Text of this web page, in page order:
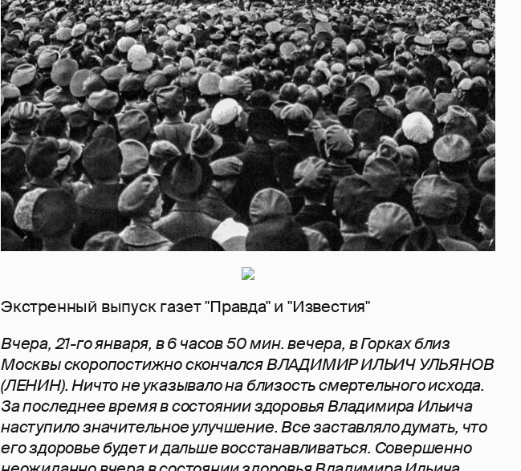
Экстренный выпуск газет "Правда" и "Известия"
Вчера, 21-го января, в 6 часов 50 мин. вечера, в Горках близ
Москвы скоропостижно скончался ВЛАДИМИР ИЛЬИЧ УЛЬЯНОВ
(ЛЕНИН). Ничто не указывало на близость смертельного исхода.
За последнее время в состоянии здоровья Владимира Ильича
наступило значительное улучшение. Все заставляло думать, что
его здоровье будет и дальше восстанавливаться. Совершенно